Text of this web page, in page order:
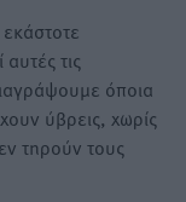
τις
όποια
ύβρεις, χωρίς
τηρούν τους